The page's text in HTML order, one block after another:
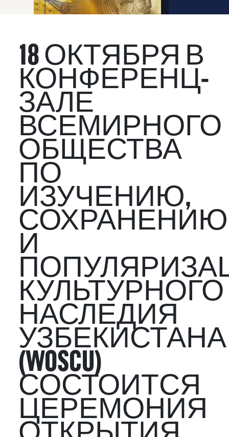
18 ОКТЯБРЯ В
КОНФЕРЕНЦ-
ЗАЛЕ
ВСЕМИРНОГО
ОБЩЕСТВА
ПО
ИЗУЧЕНИЮ,
СОХРАНЕНИЮ
И
КУЛЬТУРНОГО
НАСЛЕДИЯ
УЗБЕКИСТАНА
(WOSCU)
СОСТОИТСЯ
ЦЕРЕМОНИЯ